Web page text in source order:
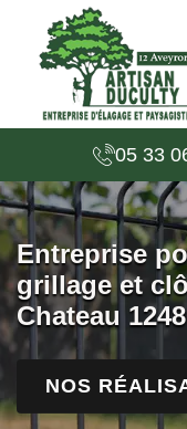
05 33
Entreprise
grillage et
Chateau
NOS